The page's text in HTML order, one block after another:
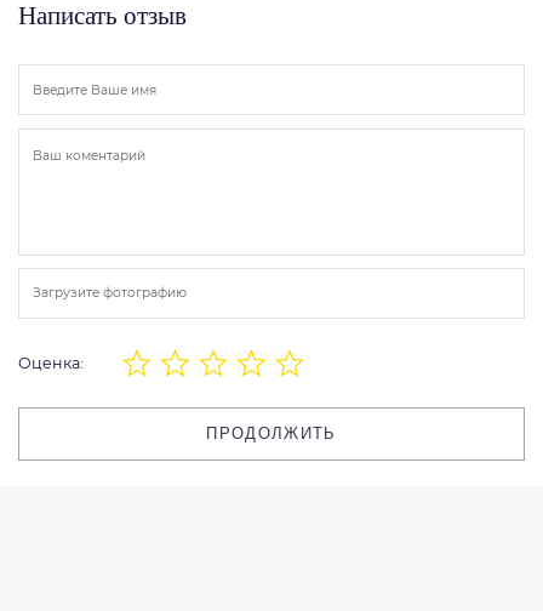
Написать отзыв
Загрузите фотографию
Оценка:
ПРОДОЛЖИТЬ